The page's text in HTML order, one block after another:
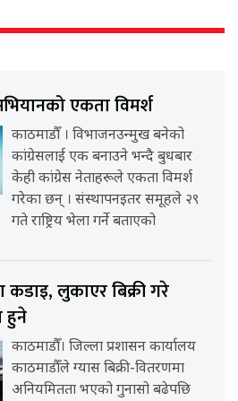
एकता विमर्श
काठमाडौँ । विभाजनउन्मुख बनेको
कांग्रेसलाई एक बनाउने भन्दै बुधबार
केही कांग्रेस नेताहरूले एकता विमर्श
गरेका छन् । संस्थापनइतर समूहले २९
गते राष्ट्रिय भेला गर्ने बताएको
कडाइ, लुकाएर बिक्री गरे
हुने
काठमाडौँ। जिल्ला प्रशासन कार्यालय
काठमाडौँले ग्यास बिक्री-वितरणमा
अनियमितता भएको गुनासो बढेपछि